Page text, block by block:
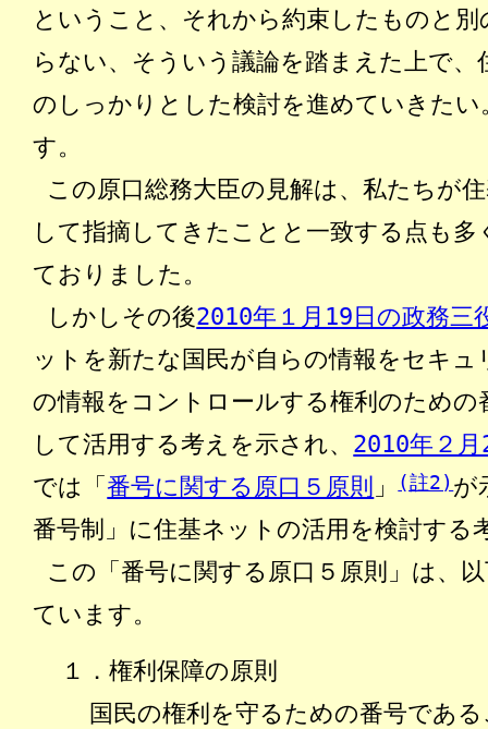
ということ、それから約束したものと
らない、そういう議論を踏まえた上で
のしっかりとした検討を進めていきた
す。
この原口総務大臣の見解は、私たちが
して指摘してきたことと一致する点も多
ておりました。
しかしその後2010年１月19日の政務三
ットを新たな国民が自らの情報をセキ
の情報をコントロールする権利のための
して活用する考えを示され、 2010年２
では「 番号に関する原口５原則 」(註2) が
番号制」に住基ネットの活用を検討する
この「番号に関する原口５原則」は、
ています。
１．権利保障の原則
国民の権利を守るための番号であ